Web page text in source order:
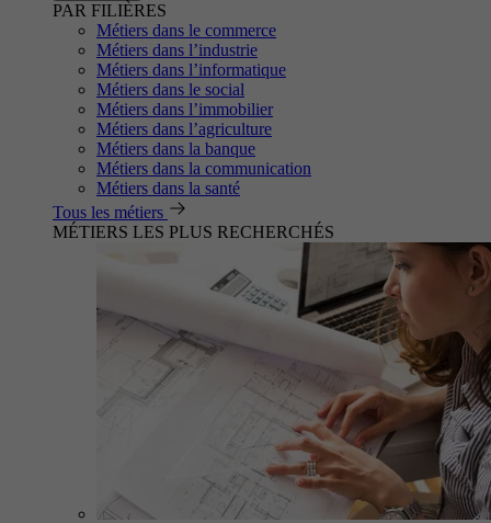
PAR FILIÈRES
Métiers dans le commerce
Métiers dans l’industrie
Métiers dans l’informatique
Métiers dans le social
Métiers dans l’immobilier
Métiers dans l’agriculture
Métiers dans la banque
Métiers dans la communication
Métiers dans la santé
Tous les métiers
MÉTIERS LES PLUS RECHERCHÉS